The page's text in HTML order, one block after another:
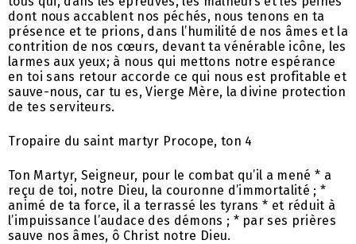
dont nous accablent nos péchés, nous tenons en ta
présence et te prions, dans l’humilité de nos âmes et la
contrition de nos cœurs, devant ta vénérable icône, les
larmes aux yeux; à nous qui mettons notre espérance
en toi sans retour accorde ce qui nous est profitable et
sauve-nous, car tu es, Vierge Mère, la divine protection
de tes serviteurs.
Tropaire du saint martyr Procope, ton 4
Ton Martyr, Seigneur, pour le combat qu’il a mené * a
reçu de toi, notre Dieu, la couronne d’immortalité ; *
animé de ta force, il a terrassé les tyrans * et réduit à
l’impuissance l’audace des démons ; * par ses prières
sauve nos âmes, ô Christ notre Dieu.